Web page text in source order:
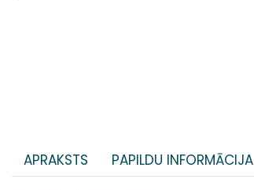
APRAKSTS PAPILDU INFORMĀCIJA